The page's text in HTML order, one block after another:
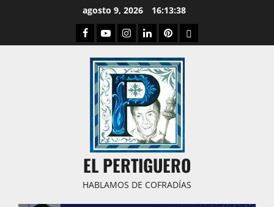
agosto 9, 2026 16:13:39
Facebook
YoutubeInstagram
LinkedPinterestDribbble
EL PERTIGUERO
HABLAMOS DE COFRADÍAS